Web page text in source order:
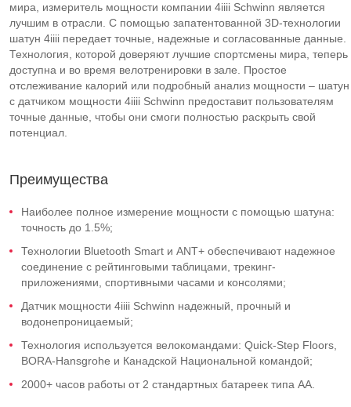
мира, измеритель мощности компании 4iiii Schwinn является
лучшим в отрасли. С помощью запатентованной 3D-технологии
шатун 4iiii передает точные, надежные и согласованные данные.
Технология, которой доверяют лучшие спортсмены мира, теперь
доступна и во время велотренировки в зале. Простое
отслеживание калорий или подробный анализ мощности – шатун
с датчиком мощности 4iiii Schwinn предоставит пользователям
точные данные, чтобы они смоги полностью раскрыть свой
потенциал.
Преимущества
Наиболее полное измерение мощности с помощью шатуна:
точность до 1.5%;
Технологии Bluetooth Smart и ANT+ обеспечивают надежное
соединение с рейтинговыми таблицами, трекинг-
приложениями, спортивными часами и консолями;
Датчик мощности 4iiii Schwinn надежный, прочный и
водонепроницаемый;
Технология используется велокомандами: Quick-Step Floors,
BORA-Hansgrohe и Канадской Национальной командой;
2000+ часов работы от 2 стандартных батареек типа AA.